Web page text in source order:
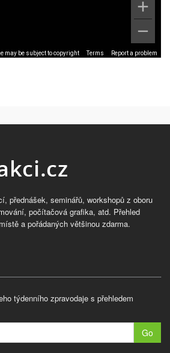
may be subject to copyright Terms Report a problem
přednášek, seminářů, workshopů z oboru
počítačová grafika, atd. Přehled
a pořádaných většinou zdarma.
týdenního zpravodaje s přehledem
Go